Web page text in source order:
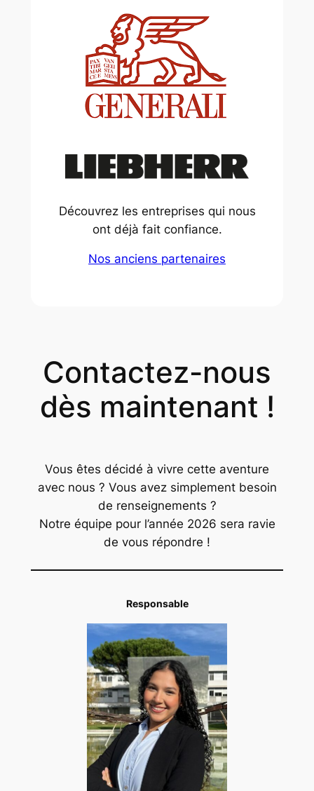
Découvrez les entreprises qui nous
ont déjà fait confiance.
Nos anciens partenaires
Contactez-nous
dès maintenant !
Vous êtes décidé à vivre cette aventure
avec nous ? Vous avez simplement besoin
de renseignements ?
Notre équipe pour l’année 2026 sera ravie
de vous répondre !
Responsable